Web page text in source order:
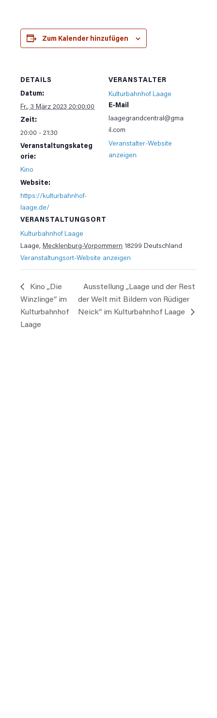
Zum Kalender hinzufügen
DETAILS
Datum:
Fr., 3 März 2023 20:00:00
Zeit:
20:00 - 21:30
Veranstaltungskateg
orie:
Kino
Website:
https://kulturbahnhof-
laage.de/
VERANSTALTUNGSORT
Kulturbahnhof Laage
Laage, Mecklenburg-Vorpommern 18299 Deutschland
Veranstaltungsort-Website anzeigen
VERANSTALTER
Kulturbahnhof Laage
E-Mail
laagegrandcentral@gma
il.com
Veranstalter-Website
anzeigen
Kino „Die
Winzlinge“ im
Kulturbahnhof
Laage
Ausstellung „Laage und der Rest
der Welt mit Bildern von Rüdiger
Neick“ im Kulturbahnhof Laage